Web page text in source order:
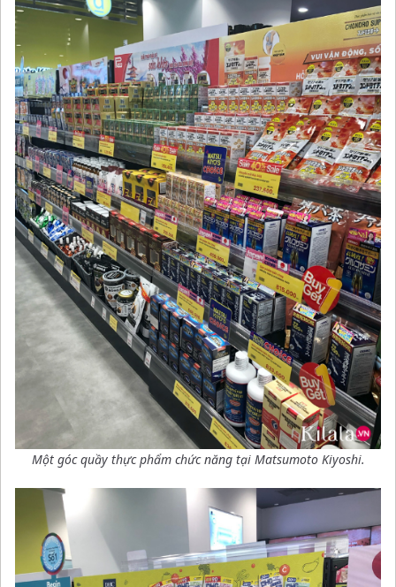
Một góc quầy thực phẩm chức năng tại Matsumoto Kiyoshi.